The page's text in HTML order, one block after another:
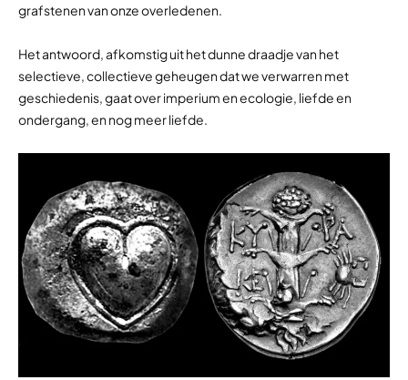
grafstenen van onze overledenen.
Het antwoord, afkomstig uit het dunne draadje van het
selectieve, collectieve geheugen dat we verwarren met
geschiedenis, gaat over imperium en ecologie, liefde en
ondergang, en nog meer liefde.